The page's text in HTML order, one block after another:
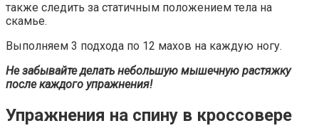
также следить за статичным положением тела на
скамье.
Выполняем 3 подхода по 12 махов на каждую ногу.
Не забывайте делать небольшую мышечную растяжку
после каждого упражнения!
Упражнения на спину в кроссовере